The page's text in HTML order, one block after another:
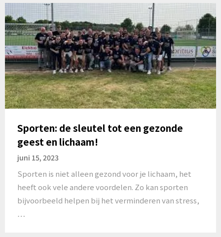
Sporten: de sleutel tot een gezonde
geest en lichaam!
juni 15, 2023
Sporten is niet alleen gezond voor je lichaam, het
heeft ook vele andere voordelen. Zo kan sporten
bijvoorbeeld helpen bij het verminderen van stress,
…